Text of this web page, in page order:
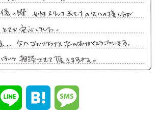
Twitter Line Hatena